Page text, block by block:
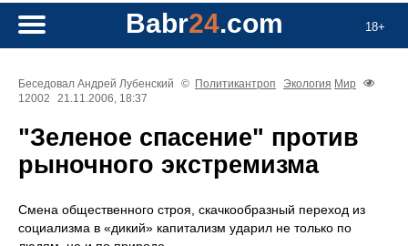
18+
Babr24.com
Беседовал Андрей Лубенский © Политикантроп Экология Мир
12002
21.11.2006, 18:37
"Зеленое спасение" против
рыночного экстремизма
Смена общественного строя, скачкообразный переход из
социализма в «дикий» капитализм ударил не только по